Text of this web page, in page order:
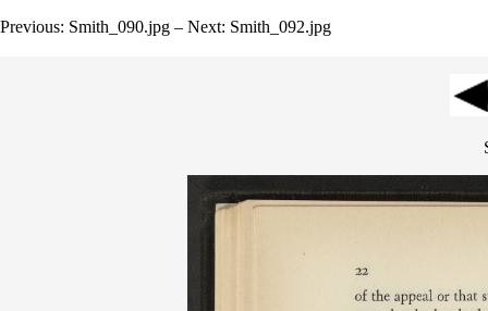
Previous: Smith_090.jpg – Next: Smith_092.jpg